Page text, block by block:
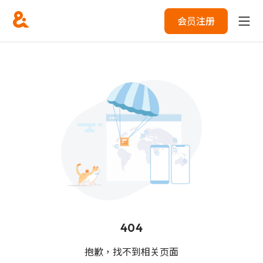
会员注册
404
抱歉，找不到相关页面